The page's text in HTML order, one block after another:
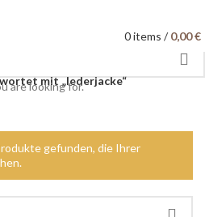
0items / 0,00€
mit „lederjacke“
gefunden, die Ihrer
are looking for.